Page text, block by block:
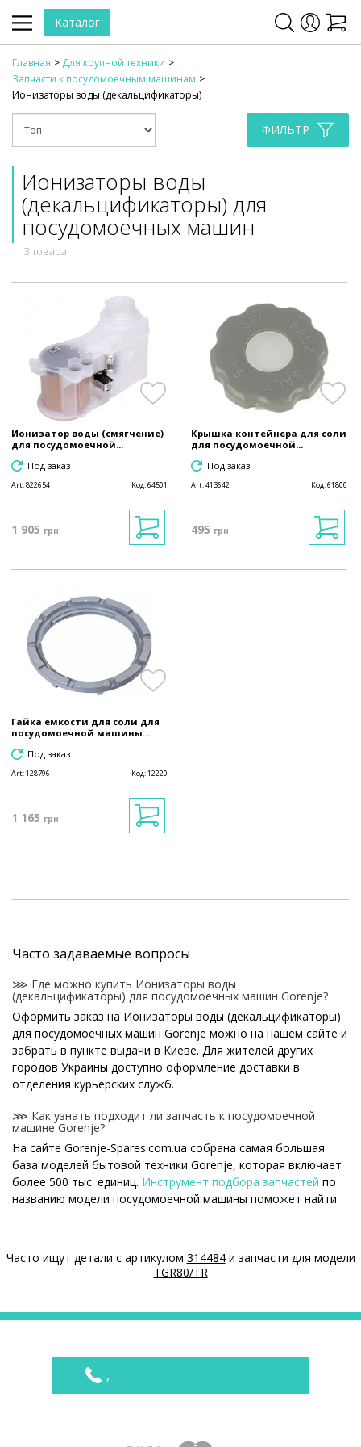
Каталог
Главная
Для крупной техники
Запчасти к посудомоечным машинам
Ионизаторы воды (декальцификаторы)
ФИЛЬТР
Ионизаторы воды
(декальцификаторы) для
посудомоечных машин
3 товара
Ионизатор воды (смягчение)
для посудомоечной...
Под заказ
Art:822654 Код:64501
1 905 грн
Крышка контейнера для соли
для посудомоечной...
Под заказ
Art:413642 Код:61800
495 грн
Гайка емкости для соли для
посудомоечной машины...
Под заказ
Art:128796 Код:12220
1 165 грн
Часто задаваемые вопросы
⋙ Где можно купить Ионизаторы воды
(декальцификаторы) для посудомоечных машин Gorenje?
Оформить заказ на Ионизаторы воды (декальцификаторы)
для посудомоечных машин Gorenje можно на нашем сайте и
забрать в пункте выдачи в Киеве. Для жителей других
городов Украины доступно оформление доставки в
отделения курьерских служб.
⋙ Как узнать подходит ли запчасть к посудомоечной
машине Gorenje?
На сайте Gorenje-Spares.com.ua собрана самая большая
база моделей бытовой техники Gorenje, которая включает
более 500 тыс. единиц. Инструмент подбора запчастей по
названию модели посудомоечной машины поможет найти
Специальная наклейка производителя с названием модели
На нашем сайте можно купить оригинальные Ионизаторы
воды (декальцификаторы) для посудомоечных машин
Gorenje по конкурентным ценам.
Часто ищут детали с артикулом 314484и запчасти для модели
TGR80/TR
,